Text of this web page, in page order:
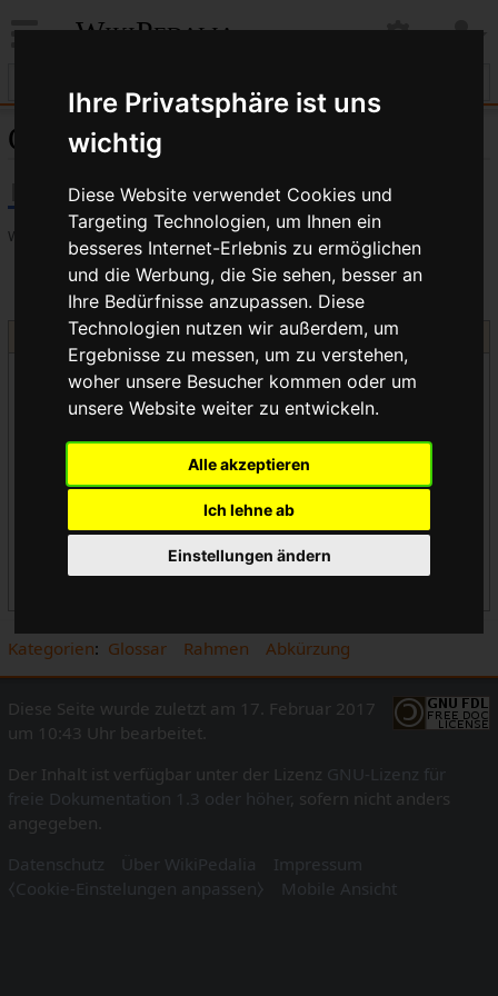
Ihre Privatsphäre ist uns
wichtig
Diese Website verwendet Cookies und
Targeting Technologien, um Ihnen ein
besseres Internet-Erlebnis zu ermöglichen
und die Werbung, die Sie sehen, besser an
Ihre Bedürfnisse anzupassen. Diese
Technologien nutzen wir außerdem, um
Ergebnisse zu messen, um zu verstehen,
woher unsere Besucher kommen oder um
unsere Website weiter zu entwickeln.
Alle akzeptieren
Ich lehne ab
Einstellungen ändern
WikiPedalia
ChroMoly
Weiterleitung
Weiterleitung nach:
4130
Weitere interessante Artikel zum ThemaRahmen
Sattelstützenmaße
Wiederbelebung eine Raleigh-Twenty
Nabenbreiten (Tabelle)
Federgabelgeometrie
Rahmengröße
Rahmen- und Nabenbreiten
Ishiwata
Kategorien: Glossar Rahmen Abkürzung
Diese Seite wurde zuletzt am 17. Februar 2017
um 10:43 Uhr bearbeitet.
Der Inhalt ist verfügbar unter der Lizenz GNU-Lizenz für
freie Dokumentation 1.3 oder höher , sofern nicht anders
angegeben.
Datenschutz
Über WikiPedalia
Impressum
⧼Cookie-Einstelungen anpassen⧽
Mobile Ansicht